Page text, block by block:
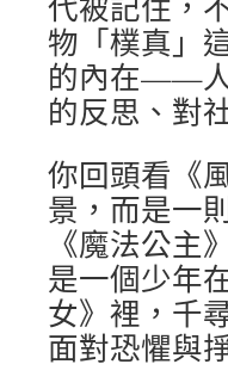
物「樸真」
的內在——人
的反思、對
你回頭看《
景，而是一
《魔法公主
是一個少年
女》裡，千
面對恐懼與